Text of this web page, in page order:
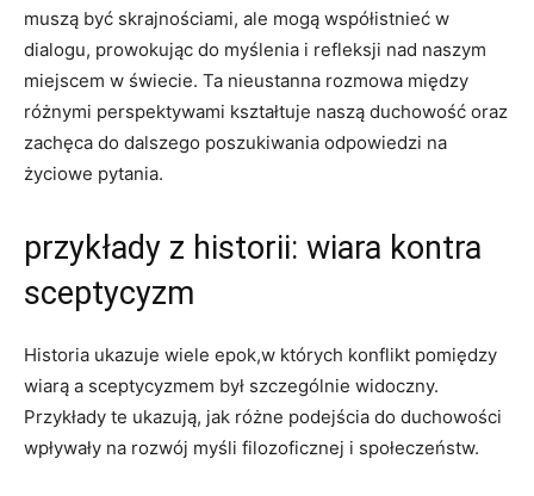
⁢muszą ​być ​skrajnościami, ale mogą współistnieć w
‌dialogu, prowokując ​do ‍myślenia ​i refleksji nad​ naszym
⁤miejscem ⁤w‌ świecie. ⁢Ta nieustanna rozmowa ⁤między
różnymi perspektywami ⁢kształtuje naszą⁣ duchowość ‍oraz
zachęca do⁤ dalszego poszukiwania odpowiedzi ‌na
życiowe pytania.
przykłady‍ z historii: wiara kontra
sceptycyzm
Historia ukazuje wiele epok,w ⁢których⁢ konflikt‌ pomiędzy
wiarą a sceptycyzmem ​był szczególnie widoczny.
Przykłady te ⁤ukazują, jak ‌różne podejścia ⁤do duchowości
wpływały na rozwój myśli filozoficznej i społeczeństw.